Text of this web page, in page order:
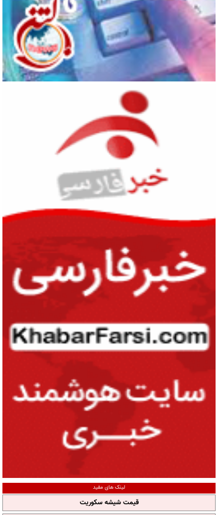
لینک های مفید
قیمت شیشه سکوریت